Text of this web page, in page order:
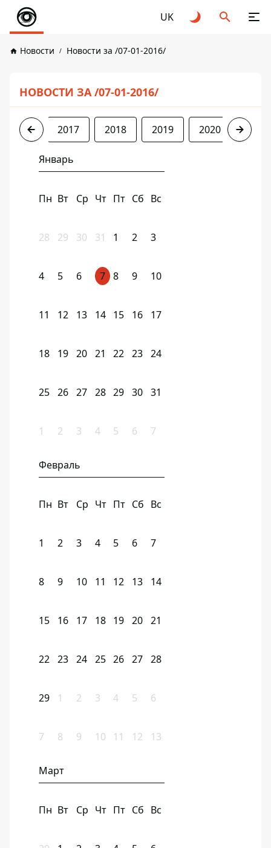
UK
Новости Новости за /07-01-2016/
НОВОСТИ ЗА /07-01-2016/
2016 2017 2018 2019 2020 2021
Январь
Пн Вт Ср Чт Пт Сб Вс
28 29 30 31 1 2 3
4 5 6 7 8 9 10
11 12 13 14 15 16 17
18 19 20 21 22 23 24
25 26 27 28 29 30 31
1 2 3 4 5 6 7
Февраль
Пн Вт Ср Чт Пт Сб Вс
1 2 3 4 5 6 7
8 9 10 11 12 13 14
15 16 17 18 19 20 21
22 23 24 25 26 27 28
29 1 2 3 4 5 6
7 8 9 10 11 12 13
Март
Пн Вт Ср Чт Пт Сб Вс